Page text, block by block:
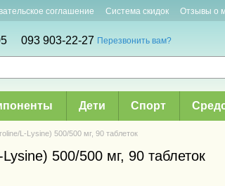
соглашение Система скидок Отзывы о
093 903-22-27 Перезвонить вам?
Дети Спорт
L-Lysine) 500/500 мг, 90 таблеток
500/500 мг, 90 таблеток